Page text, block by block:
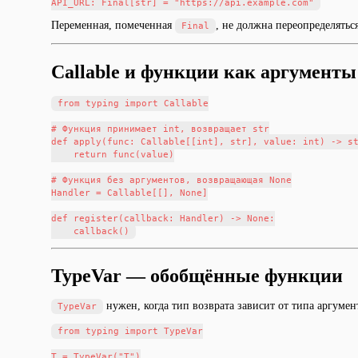
Переменная, помеченная Final , не должна
Callable и функции как аргументы
from typing import Callable
# Функция принимает int, возвращает str
def apply(func: Callable[[int], str], value: int) ->
    return func(value)
# Функция без аргументов, возвращающая None
Handler = Callable[[], None]
def register(callback: Handler) -> None:
TypeVar — обобщённые функции
TypeVar нужен, когда тип возврата зависит от типа
from typing import TypeVar